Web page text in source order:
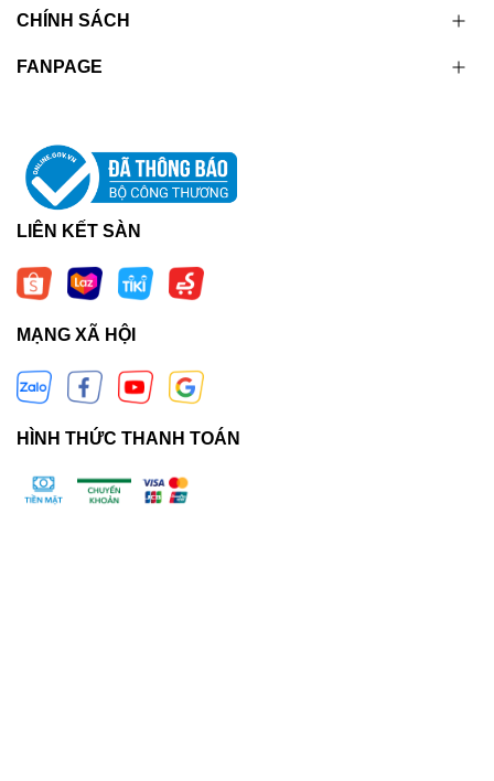
CHÍNH SÁCH
FANPAGE
LIÊN KẾT SÀN
MẠNG XÃ HỘI
HÌNH THỨC THANH TOÁN